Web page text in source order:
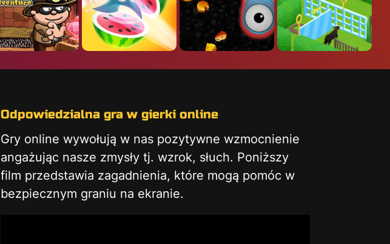
Odpowiedzialna gra w gierki online
Gry online wywołują w nas pozytywne wzmocnienie
angażując nasze zmysły tj. wzrok, słuch. Poniższy
film przedstawia zagadnienia, które mogą pomóc w
bezpiecznym graniu na ekranie.